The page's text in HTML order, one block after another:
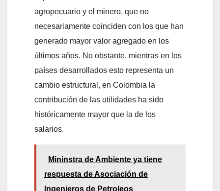
agropecuario y el minero, que no
necesariamente coinciden con los que han
generado mayor valor agregado en los
últimos años. No obstante, mientras en los
países desarrollados esto representa un
cambio estructural, en Colombia la
contribución de las utilidades ha sido
históricamente mayor que la de los
salarios.
Mininstra de Ambiente ya tiene
respuesta de Asociación de
Ingenieros de Petroleos